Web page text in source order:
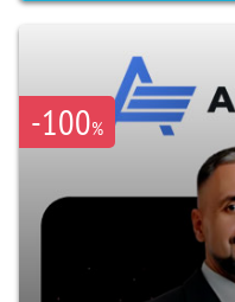
-100%